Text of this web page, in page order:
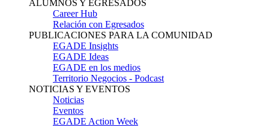
ALUMNOS Y EGRESADOS
Career Hub
Relación con Egresados
PUBLICACIONES PARA LA COMUNIDAD
EGADE Insights
EGADE Ideas
EGADE en los medios
Territorio Negocios - Podcast
NOTICIAS Y EVENTOS
Noticias
Eventos
EGADE Action Week